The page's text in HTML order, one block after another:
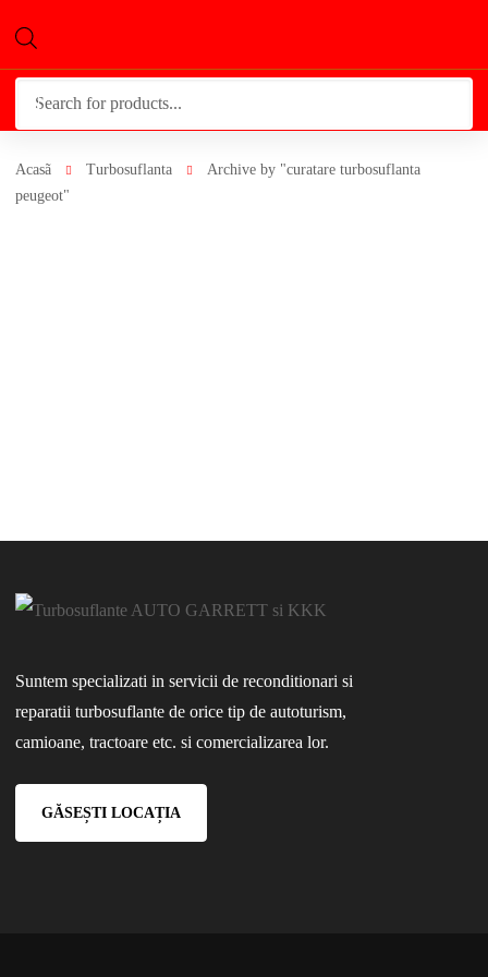
Acasã Turbosuflanta
Archive by "curatare turbosuflanta
peugeot"
Suntem specializati in servicii de reconditionari si
reparatii turbosuflante de orice tip de autoturism,
camioane, tractoare etc. si comercializarea lor.
GĂSEȘTI LOCAȚIA